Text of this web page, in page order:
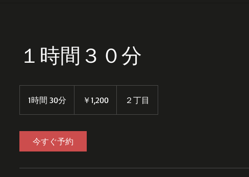
１時間３０分
1時間 30分
時
0
分
￥1,200 ２丁目
今すぐ予約